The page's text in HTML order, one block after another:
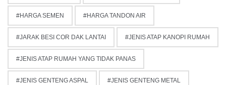
HARGA SEMEN HARGA TANDON AIR
JARAK BESI COR DAK LANTAI JENIS ATAP KANOPI RUMAH
JENIS ATAP RUMAH YANG TIDAK PANAS
JENIS GENTENG ASPAL JENIS GENTENG METAL